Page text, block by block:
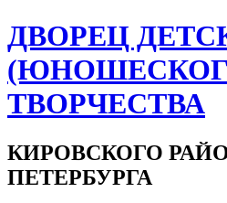
ДВОРЕЦ
ТВОРЧЕСТВА
КИРОВСКОГО
ПЕТЕРБУРГА